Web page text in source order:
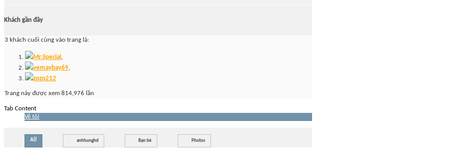
Khách gần đây
3 khách cuối cùng vào trang là:
Mr.Special ,
vemaybay69,
zozo212
Trang này được xem 814,976 lần
Tab Content
Về tôi
All anhhunghd Bạn bè Photos